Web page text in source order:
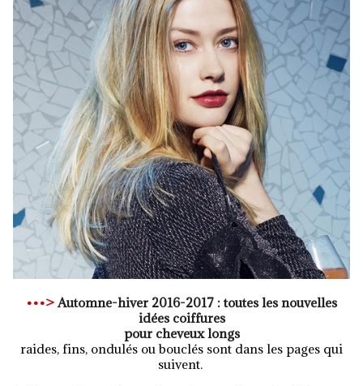
•••> Automne-hiver 2016-2017 : toutes les nouvelles
idées coiffures
pour cheveux longs
raides, fins, ondulés ou bouclés sont dans les pages qui
suivent.